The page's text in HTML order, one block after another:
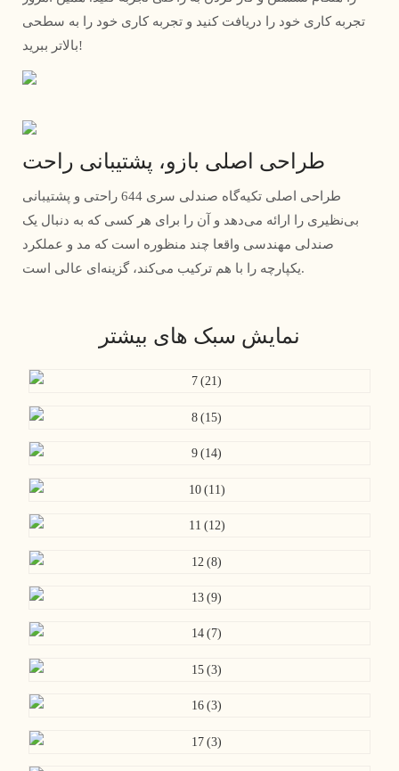
تجربه کاری خود را دریافت کنید و تجربه کاری خود را به سطحی
بالاتر ببرید!
طراحی اصلی بازو، پشتیبانی راحت
طراحی اصلی تکیه‌گاه صندلی سری 644 راحتی و پشتیبانی
بی‌نظیری را ارائه می‌دهد و آن را برای هر کسی که به دنبال یک
صندلی مهندسی واقعا چند منظوره است که مد و عملکرد
یکپارچه را با هم ترکیب می‌کند، گزینه‌ای عالی است.
نمایش سبک های بیشتر